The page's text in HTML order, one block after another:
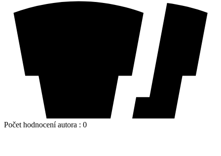
Počet hodnocení autora : 0